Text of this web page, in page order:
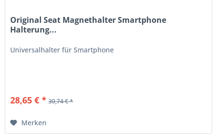
Original Seat Magnethalter Smartphone
Halterung...
Universalhalter für Smartphone
28,65 € * 30,74 € *
Merken